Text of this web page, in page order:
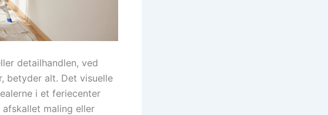
detailhandlen, ved
betyder alt. Det visuelle
i et feriecenter
maling eller